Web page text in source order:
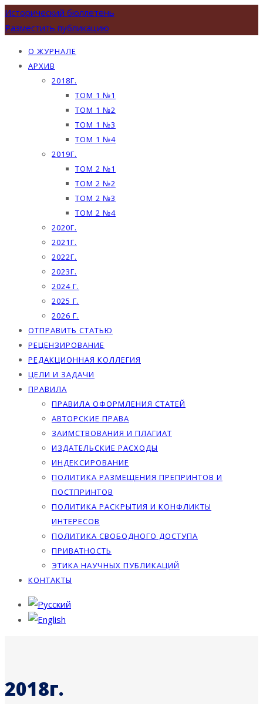
Исторический бюллетень
Разместить публикацию
О ЖУРНАЛЕ
АРХИВ
2018Г.
ТОМ 1 №1
ТОМ 1 №2
ТОМ 1 №3
ТОМ 1 №4
2019Г.
ТОМ 2 №1
ТОМ 2 №2
ТОМ 2 №3
ТОМ 2 №4
2020Г.
2021Г.
2022Г.
2023Г.
2024 Г.
2025 Г.
2026 Г.
ОТПРАВИТЬ СТАТЬЮ
РЕЦЕНЗИРОВАНИЕ
РЕДАКЦИОННАЯ КОЛЛЕГИЯ
ЦЕЛИ И ЗАДАЧИ
ПРАВИЛА
ПРАВИЛА ОФОРМЛЕНИЯ СТАТЕЙ
АВТОРСКИЕ ПРАВА
ЗАИМСТВОВАНИЯ И ПЛАГИАТ
ИЗДАТЕЛЬСКИЕ РАСХОДЫ
ИНДЕКСИРОВАНИЕ
ПОЛИТИКА РАЗМЕЩЕНИЯ ПРЕПРИНТОВ И
ПОСТПРИНТОВ
ПОЛИТИКА РАСКРЫТИЯ И КОНФЛИКТЫ
ИНТЕРЕСОВ
ПОЛИТИКА СВОБОДНОГО ДОСТУПА
ПРИВАТНОСТЬ
ЭТИКА НАУЧНЫХ ПУБЛИКАЦИЙ
КОНТАКТЫ
2018г.